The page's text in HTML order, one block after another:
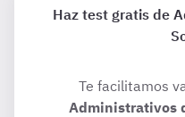
Haz test gratis de
Te facilitamos
Administrativos